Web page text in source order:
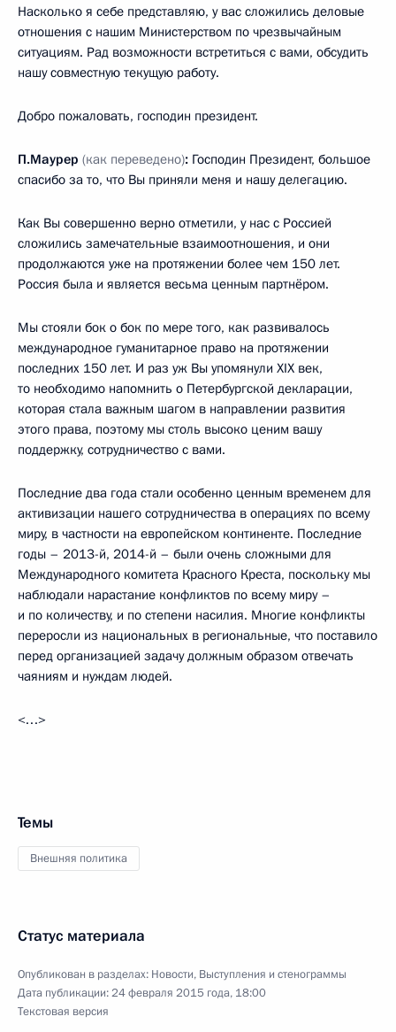
Насколько я себе представляю, у вас сложились деловые
отношения с нашим Министерством по чрезвычайным
ситуациям. Рад возможности встретиться с вами, обсудить
нашу совместную текущую работу.
Добро пожаловать, господин президент.
П.Маурер (как переведено): Господин Президент, большое
спасибо за то, что Вы приняли меня и нашу делегацию.
Как Вы совершенно верно отметили, у нас с Россией
сложились замечательные взаимоотношения, и они
продолжаются уже на протяжении более чем 150 лет.
Россия была и является весьма ценным партнёром.
Мы стояли бок о бок по мере того, как развивалось
международное гуманитарное право на протяжении
последних 150 лет. И раз уж Вы упомянули XIX век,
то необходимо напомнить о Петербургской декларации,
которая стала важным шагом в направлении развития
этого права, поэтому мы столь высоко ценим вашу
поддержку, сотрудничество с вами.
Последние два года стали особенно ценным временем для
активизации нашего сотрудничества в операциях по всему
миру, в частности на европейском континенте. Последние
годы – 2013-й, 2014-й – были очень сложными для
Международного комитета Красного Креста, поскольку мы
наблюдали нарастание конфликтов по всему миру –
и по количеству, и по степени насилия. Многие конфликты
переросли из национальных в региональные, что поставило
перед организацией задачу должным образом отвечать
чаяниям и нуждам людей.
<…>
Темы
Внешняя политика
Статус материала
Опубликован в разделах: Новости, Выступления и стенограммы
Дата публикации:24 февраля 2015 года, 18:00
Текстовая версия